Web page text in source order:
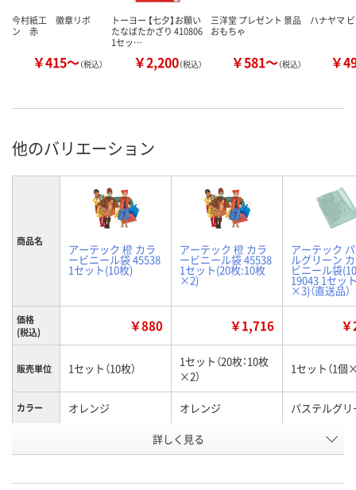
今村紙工 徽章リボ
ン 赤
￥415～（税込）
トーヨー 【七夕】お願い
たなばたかざり 410806
1セッ…
￥2,200（税込）
三洋堂 プレゼント 景品
おもちゃ
￥581～（税込）
ハナヤマ
￥
他のバリエーション
商品名
アーテック 橙 カラ
ービニール袋 45538
1セット(10枚)
アーテック 橙 カラ
ービニール袋 45538
1セット(20枚:10枚
×2)
アーテック
ルグリーン
ビニール袋
19043 1セッ
×3)（直送品）
価格
(税込)
￥880 ￥1,716
販売単位 1セット（10枚）
1セット（20枚：10枚
×2）
1セット（1個
カラー オレンジ オレンジ パステルグリ
A822091 AHK9417
詳しく見る